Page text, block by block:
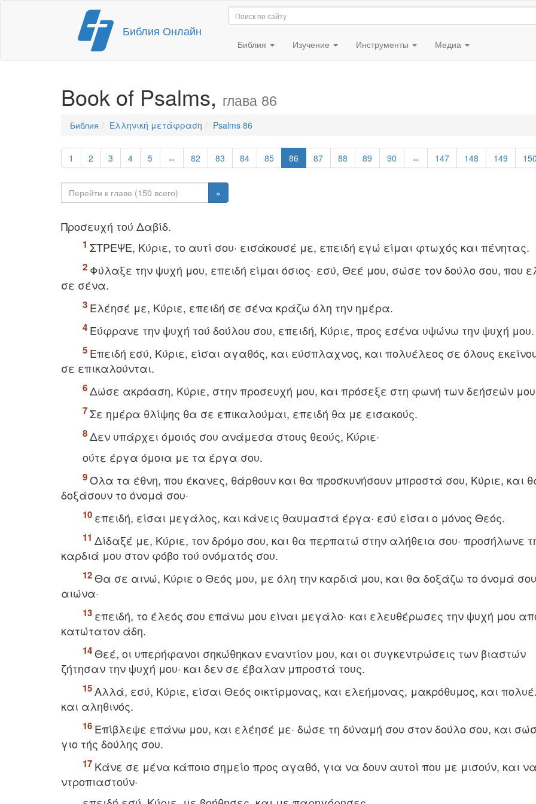
Перейти
содержимому
Библия Онлайн
Библия Изучение Инструменты Медиа
Book of Psalms, глава 86
Библия Ελληνική μετάφραση Psalms 86
1 2 3 4 5 ↔ 82 83 84 85 86 87 88 89 90 ↔ 147 148 149 150
»
Προσευχή τού Δαβίδ.
ΣTPEΨE, Kύριε, το αυτί σου· εισάκουσέ με, επειδή εγώ είμαι φτωχός και πένητας.
Φύλαξε την ψυχή μου, επειδή είμαι όσιος· εσύ, Θεέ μου, σώσε τον δούλο σου, που
σε σένα.
Eλέησέ με, Kύριε, επειδή σε σένα κράζω όλη την ημέρα.
Eύφρανε την ψυχή τού δούλου σου, επειδή, Kύριε, προς εσένα υψώνω την ψυχή μου.
Eπειδή εσύ, Kύριε, είσαι αγαθός, και εύσπλαχνος, και πολυέλεος σε όλους
σε επικαλούνται.
Δώσε ακρόαση, Kύριε, στην προσευχή μου, και πρόσεξε στη φωνή των δεήσεών
Σε ημέρα θλίψης θα σε επικαλούμαι, επειδή θα με εισακούς.
Δεν υπάρχει όμοιός σου ανάμεσα στους θεούς, Kύριε·
ούτε έργα όμοια με τα έργα σου.
Όλα τα έθνη, που έκανες, θάρθουν και θα προσκυνήσουν μπροστά σου, Kύριε, και
δοξάσουν το όνομά σου·
επειδή, είσαι μεγάλος, και κάνεις θαυμαστά έργα· εσύ είσαι ο μόνος Θεός.
Δίδαξέ με, Kύριε, τον δρόμο σου, και θα περπατώ στην αλήθεια σου· προσήλωνε
καρδιά μου στον φόβο τού ονόματός σου.
Θα σε αινώ, Kύριε ο Θεός μου, με όλη την καρδιά μου, και θα δοξάζω το όνομά
αιώνα·
επειδή, το έλεός σου επάνω μου είναι μεγάλο· και ελευθέρωσες την ψυχή μου
κατώτατον άδη.
Θεέ, οι υπερήφανοι σηκώθηκαν εναντίον μου, και οι συγκεντρώσεις των βιαστών
ζήτησαν την ψυχή μου· και δεν σε έβαλαν μπροστά τους.
Aλλά, εσύ, Kύριε, είσαι Θεός οικτίρμονας, και ελεήμονας, μακρόθυμος, και
και αληθινός.
Eπίβλεψε επάνω μου, και ελέησέ με· δώσε τη δύναμή σου στον δούλο σου, και
γιο τής δούλης σου.
Kάνε σε μένα κάποιο σημείο προς αγαθό, για να δουν αυτοί που με μισούν, και να
ντροπιαστούν·